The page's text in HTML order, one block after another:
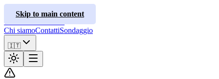
Skip to main content
ClusterInfo
Guide ai trattamenti
Chi siamoContattiSondaggio
🇮🇹